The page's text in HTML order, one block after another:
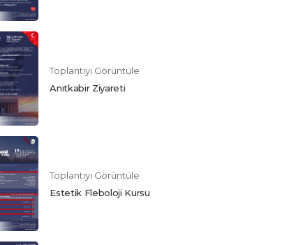
Toplantıyı Görüntüle
Anıtkabir Ziyareti
Toplantıyı Görüntüle
Estetik Fleboloji Kursu